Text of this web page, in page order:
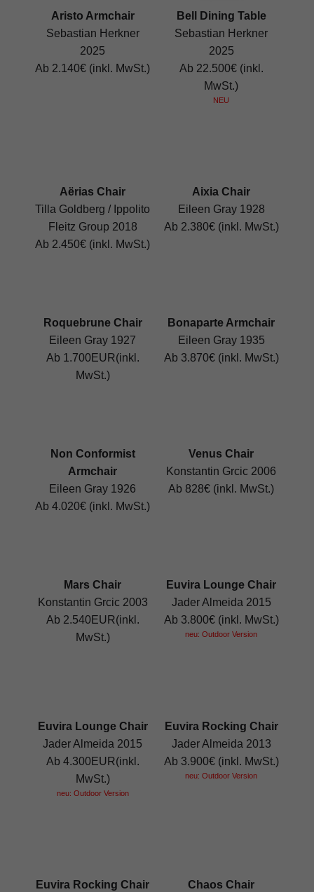
Aristo Armchair
Sebastian Herkner
2025
Ab 2.140€ (inkl. MwSt.)
Bell Dining Table
Sebastian Herkner
2025
Ab 22.500€ (inkl.
MwSt.)
NEU
Aërias Chair
Tilla Goldberg / Ippolito
Fleitz Group 2018
Ab 2.450€ (inkl. MwSt.)
Aixia Chair
Eileen Gray 1928
Ab 2.380€ (inkl. MwSt.)
Roquebrune Chair
Eileen Gray 1927
Ab 1.700EUR(inkl.
MwSt.)
Bonaparte Armchair
Eileen Gray 1935
Ab 3.870€ (inkl. MwSt.)
Non Conformist
Armchair
Eileen Gray 1926
Ab 4.020€ (inkl. MwSt.)
Venus Chair
Konstantin Grcic 2006
Ab 828€ (inkl. MwSt.)
Mars Chair
Konstantin Grcic 2003
Ab 2.540EUR(inkl.
MwSt.)
Euvira Lounge Chair
Jader Almeida 2015
Ab 3.800€ (inkl. MwSt.)
neu: Outdoor Version
Euvira Lounge Chair
Jader Almeida 2015
Ab 4.300EUR(inkl.
MwSt.)
neu: Outdoor Version
Euvira Rocking Chair
Jader Almeida 2013
Ab 3.900€ (inkl. MwSt.)
neu: Outdoor Version
Euvira Rocking Chair
Chaos Chair